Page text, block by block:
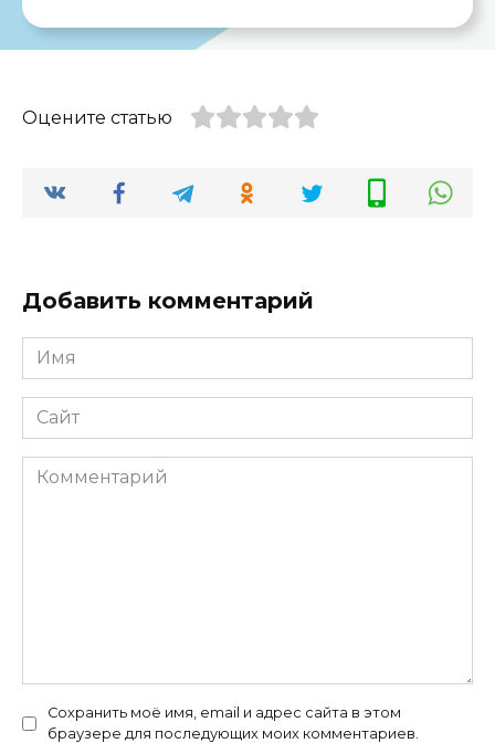
Оцените статью
Добавить комментарий
Имя
*
Сайт
Комментарий
Сохранить моё имя, email и адрес сайта в этом
браузере для последующих моих комментариев.